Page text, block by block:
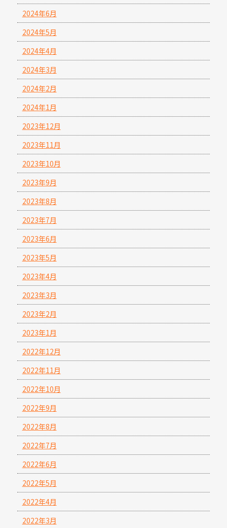
2024年6月
2024年5月
2024年4月
2024年3月
2024年2月
2024年1月
2023年12月
2023年11月
2023年10月
2023年9月
2023年8月
2023年7月
2023年6月
2023年5月
2023年4月
2023年3月
2023年2月
2023年1月
2022年12月
2022年11月
2022年10月
2022年9月
2022年8月
2022年7月
2022年6月
2022年5月
2022年4月
2022年3月